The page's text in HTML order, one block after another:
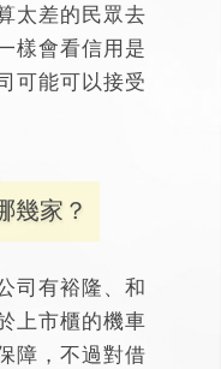
太差的民眾去
樣會看信用是
可能可以接受
幾家？
司有裕隆、和
上市櫃的機車
障，不過對借